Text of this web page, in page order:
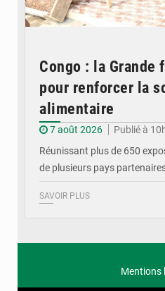
Congo : la Grande
pour renforcer la
alimentaire
7 août 2026
Publié à
Réunissant plus de 650
de plusieurs pays
SAVOIR PLUS
Mentions